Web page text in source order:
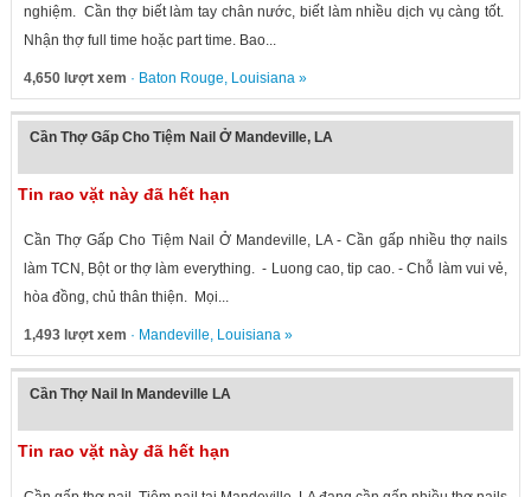
nghiệm. Cần thợ biết làm tay chân nước, biết làm nhiều dịch vụ càng tốt.
Nhận thợ full time hoặc part time. Bao...
4,650 lượt xem · Baton Rouge, Louisiana»
Cần Thợ Gấp Cho Tiệm Nail Ở Mandeville, LA
Tin rao vặt này đã hết hạn
Cần Thợ Gấp Cho Tiệm Nail Ở Mandeville, LA - Cần gấp nhiều thợ nails
làm TCN, Bột or thợ làm everything. - Luong cao, tip cao. - Chỗ làm vui vẻ,
hòa đồng, chủ thân thiện. Mọi...
1,493 lượt xem · Mandeville, Louisiana»
Cần Thợ Nail In Mandeville LA
Tin rao vặt này đã hết hạn